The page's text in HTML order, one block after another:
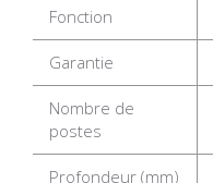
Fonction
Garantie
Nombre de
postes
Profondeur (mm)